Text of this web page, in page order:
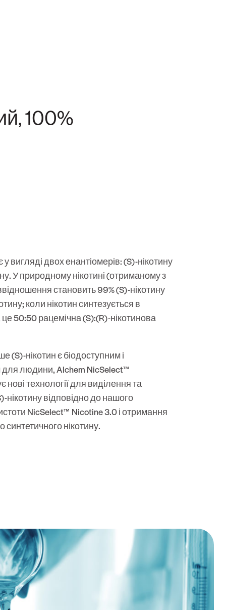
100%
у вигляді двох енантіомерів: (S)-нікотину
У природному нікотині (отриманому з
становить 99% (S)-нікотину
коли нікотин синтезується в
це 50:50 рацемічна (S):(R)-нікотинова
(S)-нікотин є біодоступним і
для людини, Alchem NicSelect™
нові технології для виділення та
нікотину відповідно до нашого
NicSelect™ Nicotine 3.0 і отримання
синтетичного нікотину.